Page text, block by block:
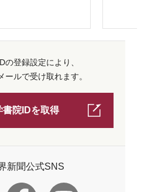
の登録設定により、
ールで受け取れます。
書院IDを取得
新聞公式SNS